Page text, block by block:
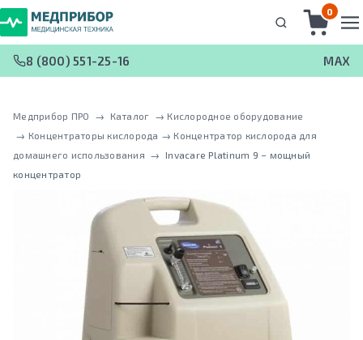
0
8 (800) 551-25-16 MAX
Медприбор ПРО → Каталог → Кислородное оборудование
→ Концентраторы кислорода → Концентратор кислорода для
домашнего использования →
Invacare Platinum 9 – мощный
концентратор